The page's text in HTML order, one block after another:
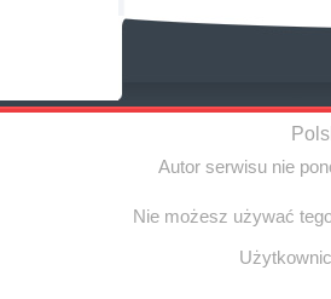
Autor serwisu nie
Nie możesz używać